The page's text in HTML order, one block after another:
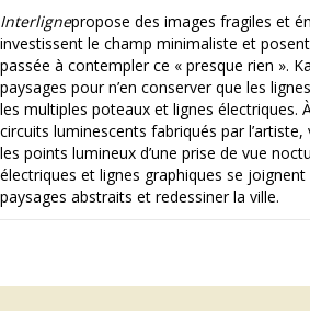
Interlignepropose des images fragiles et
investissent le champ minimaliste et
passée à contempler ce « presque rien ».
paysages pour n’en conserver que les
les multiples poteaux et lignes électriques.
circuits luminescents fabriqués par
les points lumineux d’une prise de vue
électriques et lignes graphiques se
paysages abstraits et redessiner la ville.